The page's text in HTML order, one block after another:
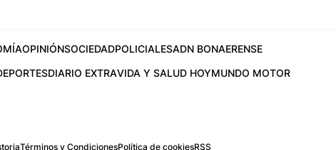
OPINIÓNSOCIEDADPOLICIALESADN BONAERENSE
DIARIO EXTRAVIDA Y SALUD HOYMUNDO MOTOR
Términos y CondicionesPolítica de cookiesRSS